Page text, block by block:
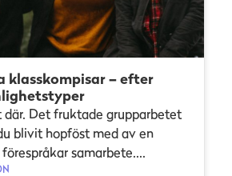
klasskompisar – efter
där. Det fruktade grupparbetet
blivit hopföst med av en
samarbete....